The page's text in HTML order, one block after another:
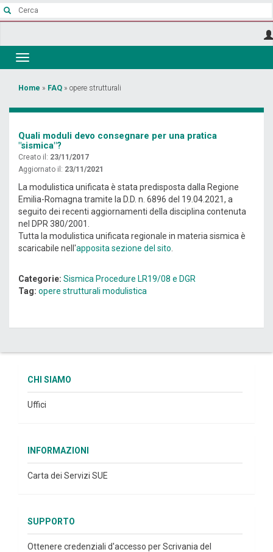
Salta
Toggle
navigation
Tu
sei
qui
Home » FAQ » opere strutturali
Quali moduli devo consegnare per una pratica
"sismica"?
Creato il: 23/11/2017
Aggiornato il: 23/11/2021
La modulistica unificata è stata predisposta dalla Regione
Emilia-Romagna tramite la D.D. n. 6896 del 19.04.2021, a
seguito dei recenti aggiornamenti della disciplina contenuta
nel DPR 380/2001.
Tutta la modulistica unificata regionale in materia sismica è
scaricabile nell'apposita sezione del sito
Categorie: Sismica Procedure LR19/08 e DGR
Tag: opere strutturali modulistica
CHI SIAMO
Uffici
INFORMAZIONI
Carta dei Servizi SUE
SUPPORTO
Ottenere credenziali d'accesso per Scrivania del